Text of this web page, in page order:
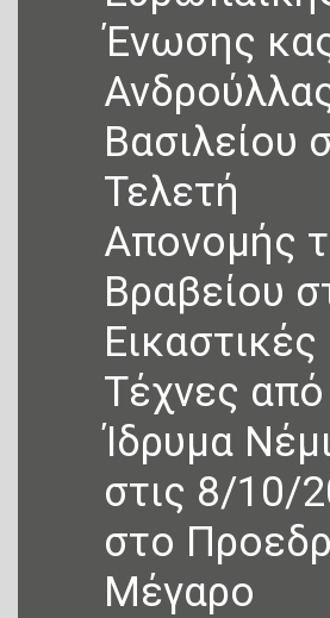
Ένωσης
Βασιλείου
Τελετή
Απονομής
Βραβείου
Εικαστικές
Τέχνες
Ίδρυμα
στις 8/10/
στο
Μέγαρο